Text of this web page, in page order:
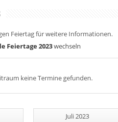
Feiertag für weitere Informationen.
Feiertage 2023wechseln
keine Termine gefunden.
Juli 2023